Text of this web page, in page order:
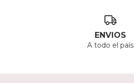
ENVIOS
A todo el país